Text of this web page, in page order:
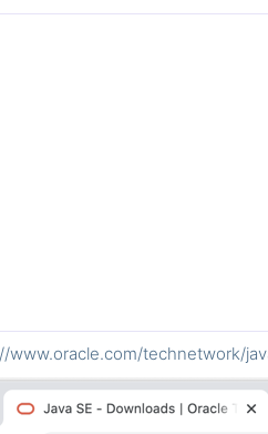
www.oracle.com/technetwork/